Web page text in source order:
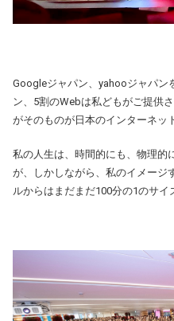
Googleジャパン、yahooジャパン
ン、5割のWebは私どもがご提供
がそのものが日本のインターネッ
私の人生は、時間的にも、物理的
が、しかしながら、私のイメージ
ルからはまだまだ100分の1のサイ